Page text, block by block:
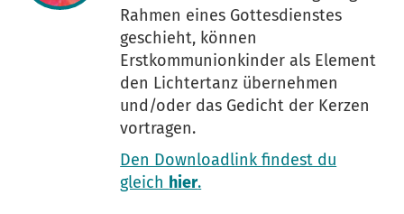
Rahmen eines Gottesdienstes
geschieht, können
Erstkommunionkinder als Element
den Lichtertanz übernehmen
und/oder das Gedicht der Kerzen
vortragen.
Den Downloadlink findest du
gleich hier.